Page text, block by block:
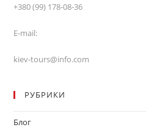
+380 (99) 178-08-36
E-mail:
kiev-tours@info.com
РУБРИКИ
Блог